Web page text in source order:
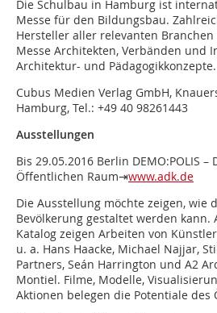
Die Schulbau in Hamburg ist
Messe für den Bildungsbau.
Hersteller aller relevanten
Messe Architekten, Verbänden und
Architektur- und Pädagogikkonzepte.
Cubus Medien Verlag GmbH,
Hamburg, Tel.: +49 40 98261443
Ausstellungen
Bis 29.05.2016 Berlin DEMO:POLIS –
Öffentlichen Raum⇥www.adk.de
Die Ausstellung möchte zeigen, wie
Bevölkerung gestaltet werden kann.
Katalog zeigen Arbeiten von
u. a. Hans Haacke, Michael Najjar,
Partners, Seán Harrington und A2
Montiel. Filme, Modelle,
Aktionen belegen die Potentiale des